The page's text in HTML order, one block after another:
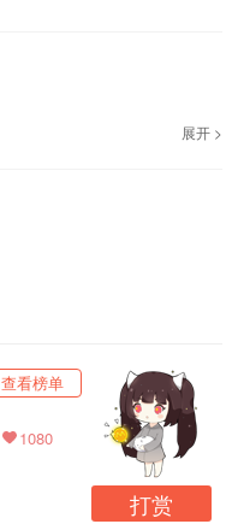
展开 >
查看榜单
1080
打赏